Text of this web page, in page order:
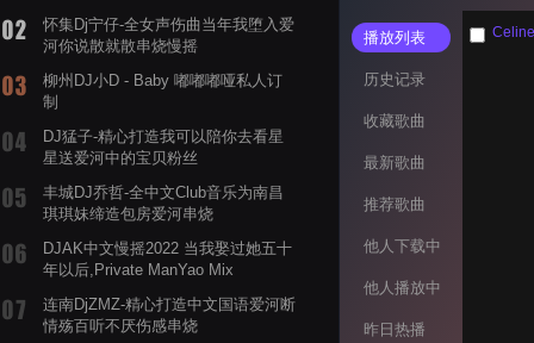
怀集Dj宁仔-全女声伤曲当年我堕入爱
河你说散就散串烧慢摇
柳州DJ小D - Baby 嘟嘟嘟哑私人订
制
DJ猛子-精心打造我可以陪你去看星
星送爱河中的宝贝粉丝
丰城DJ乔哲-全中文Club音乐为南昌
琪琪妹缔造包房爱河串烧
DJAK中文慢摇2022 当我娶过她五十
年以后,Private ManYao Mix
连南DjZMZ-精心打造中文国语爱河断
情殇百听不厌伤感串烧
播放列表
历史记录
收藏歌曲
最新歌曲
推荐歌曲
他人下载中
他人播放中
昨日热播